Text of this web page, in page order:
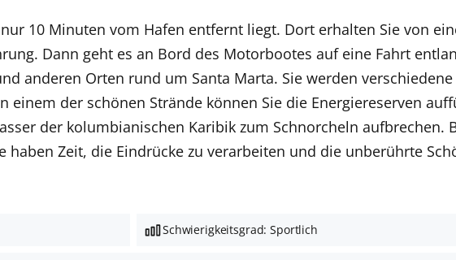
10 Minuten vom Hafen entfernt liegt. Dort erhalten Sie von
Dann geht es an Bord des Motorbootes auf eine Fahrt
anderen Orten rund um Santa Marta. Sie werden
einem der schönen Strände können Sie die Energiereserven
der kolumbianischen Karibik zum Schnorcheln aufbrechen.
Zeit, die Eindrücke zu verarbeiten und die unberührte
Schwierigkeitsgrad: Sportlich